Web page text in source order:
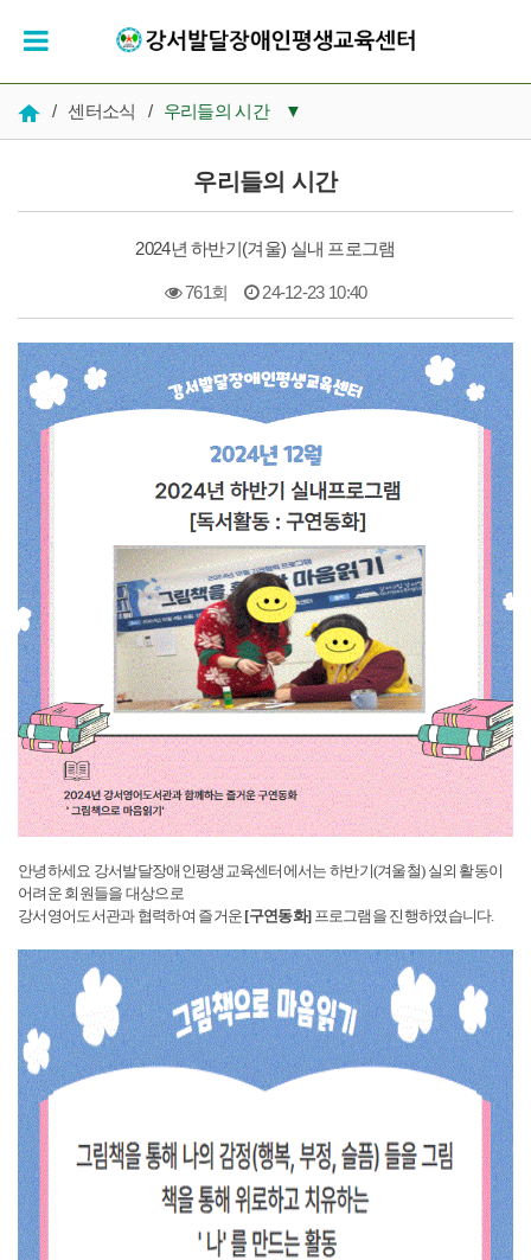
/ 센터소식 / 우리들의 시간 ▼
우리들의 시간
인재채용
우리들의 시간
2024년 하반기(겨울) 실내 프로그램
761회 24-12-23 10:40
본문
안녕하세요 강서발달장애인평생교육센터에서는 하반기(겨울철) 실외 활동이
어려운 회원들을 대상으로
강서영어도서관과 협력하여 즐거운 [구연동화]프로그램을 진행하였습니다.